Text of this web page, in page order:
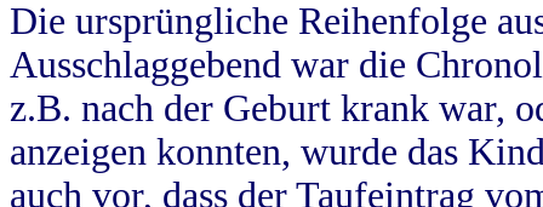
Die ursprüngliche Reihenfolge
Ausschlaggebend war die
z.B. nach der Geburt krank war,
anzeigen konnten, wurde das
auch vor, dass der Taufeintrag